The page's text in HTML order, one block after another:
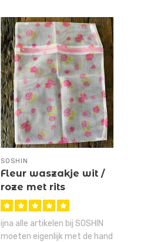
SOSHIN
Fleur waszakje wit /
roze met rits
ijna alle artikelen bij SOSHIN
moeten eigenlijk met de hand